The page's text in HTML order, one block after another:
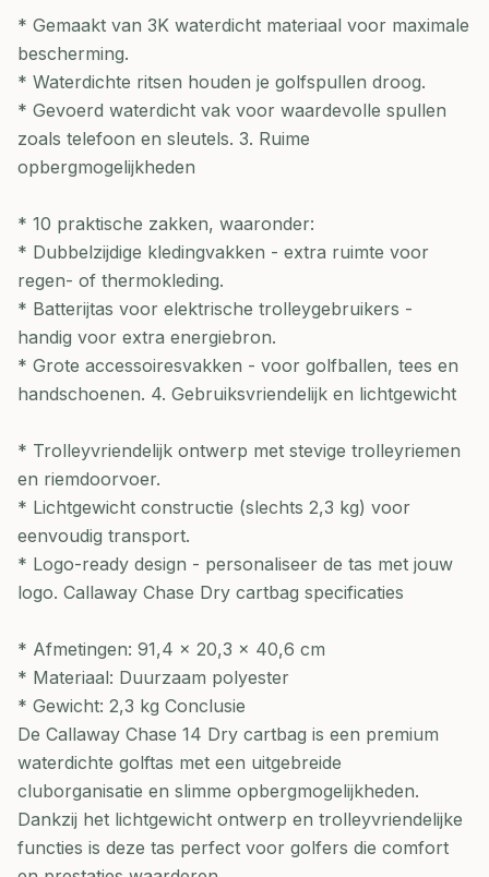
* Gemaakt van 3K waterdicht materiaal voor maximale
bescherming.
* Waterdichte ritsen houden je golfspullen droog.
* Gevoerd waterdicht vak voor waardevolle spullen
zoals telefoon en sleutels. 3. Ruime
opbergmogelijkheden
* 10 praktische zakken, waaronder:
* Dubbelzijdige kledingvakken - extra ruimte voor
regen- of thermokleding.
* Batterijtas voor elektrische trolleygebruikers -
handig voor extra energiebron.
* Grote accessoiresvakken - voor golfballen, tees en
handschoenen. 4. Gebruiksvriendelijk en lichtgewicht
* Trolleyvriendelijk ontwerp met stevige trolleyriemen
en riemdoorvoer.
* Lichtgewicht constructie (slechts 2,3 kg) voor
eenvoudig transport.
* Logo-ready design - personaliseer de tas met jouw
logo. Callaway Chase Dry cartbag specificaties
* Afmetingen: 91,4 x 20,3 x 40,6 cm
* Materiaal: Duurzaam polyester
* Gewicht: 2,3 kg Conclusie
De Callaway Chase 14 Dry cartbag is een premium
waterdichte golftas met een uitgebreide
cluborganisatie en slimme opbergmogelijkheden.
Dankzij het lichtgewicht ontwerp en trolleyvriendelijke
functies is deze tas perfect voor golfers die comfort